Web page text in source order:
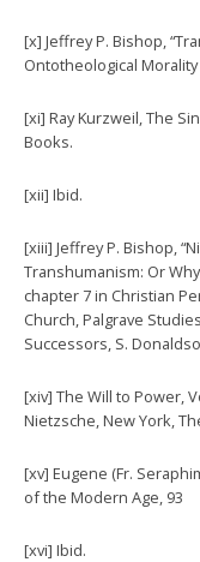
[x] Jeffrey P. Bishop,
Ontotheological
[xi] Ray Kurzweil, The
Books.
[xii] Ibid.
[xiii] Jeffrey P. Bishop,
Transhumanism: Or
chapter 7 in Christian
Church, Palgrave
Successors, S.
[xiv] The Will to Power,
Nietzsche, New York,
[xv] Eugene (Fr.
of the Modern Age, 93
[xvi] Ibid.